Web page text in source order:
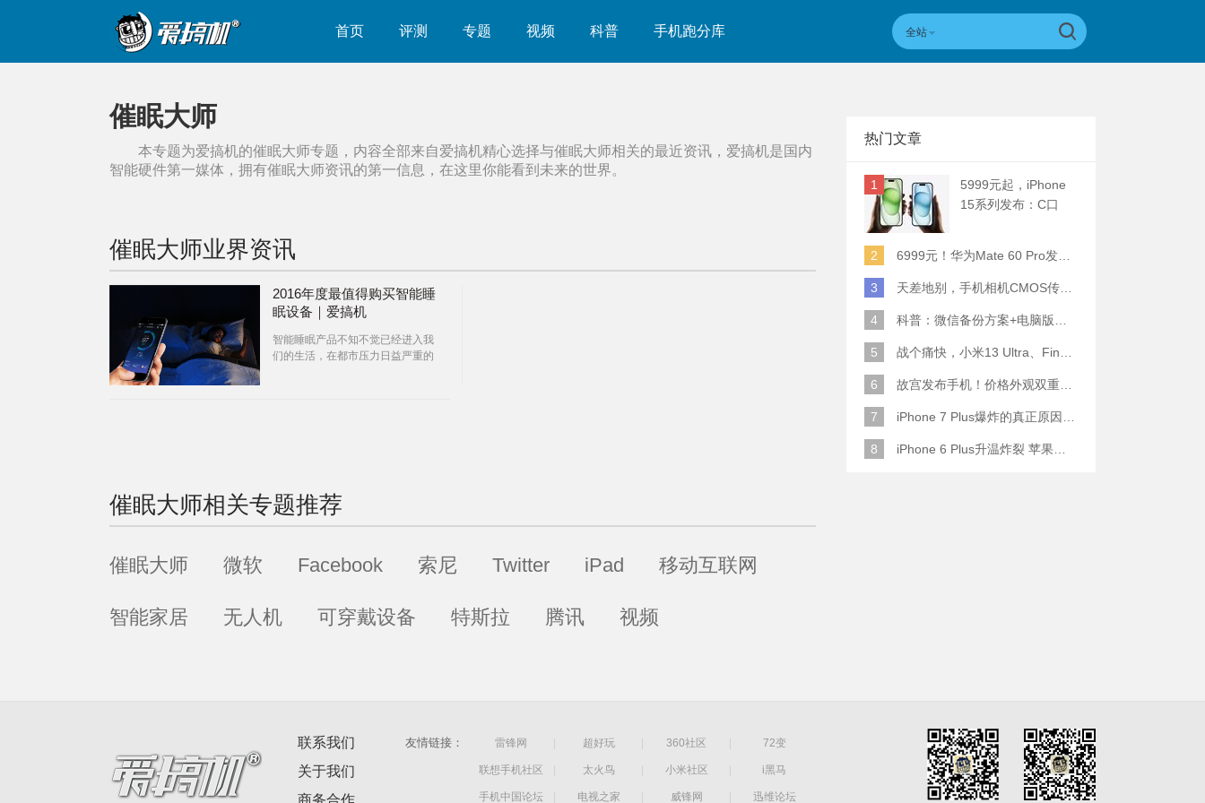
首页 评测 专题 视频 科普 手机跑分库 全站
催眠大师
本专题为爱搞机的催眠大师专题，内容全部来自爱搞机精心选择与催眠大师相关的最近资讯，爱搞机是国内
智能硬件第一媒体，拥有催眠大师资讯的第一信息，在这里你能看到未来的世界。
催眠大师业界资讯
2016年度最值得购买智能睡
眠设备｜爱搞机
智能睡眠产品不知不觉已经进入我
们的生活，在都市压力日益严重的
催眠大师相关专题推荐
催眠大师 微软 Facebook 索尼 Twitter iPad 移动互联网
智能家居 无人机 可穿戴设备 特斯拉 腾讯 视频
热门文章
1
5999元起，iPhone
15系列发布：C口
2
6999元！华为Mate 60 Pro发布：麒麟9000S+卫星通话 (附初步跑分)
3 天差地别，手机相机CMOS传感器实际面积对比
4 科普：微信备份方案+电脑版丢失数据恢复指南
5 战个痛快，小米13 Ultra、Find X6 Pro、vivo X90 Pro+、小米12SU拍照横评
6 故宫发布手机！价格外观双重逆天！
7 iPhone 7 Plus爆炸的真正原因原来是这样
8 iPhone 6 Plus升温炸裂 苹果赔了一部全新的
联系我们
关于我们
商务合作
友情链接： 雷锋网 超好玩 360社区 72变
联想手机社区 太火鸟 小米社区 i黑马
手机中国论坛 电视之家 威锋网 迅维论坛